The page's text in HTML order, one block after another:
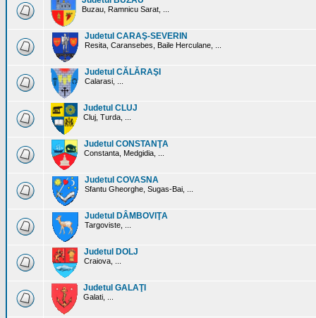
Buzau, Ramnicu Sarat, ...
Judetul CARAŞ-SEVERIN
Resita, Caransebes, Baile Herculane, ...
Judetul CĂLĂRAŞI
Calarasi, ...
Judetul CLUJ
Cluj, Turda, ...
Judetul CONSTANŢA
Constanta, Medgidia, ...
Judetul COVASNA
Sfantu Gheorghe, Sugas-Bai, ...
Judetul DÂMBOVIŢA
Targoviste, ...
Judetul DOLJ
Craiova, ...
Judetul GALAŢI
Galati, ...